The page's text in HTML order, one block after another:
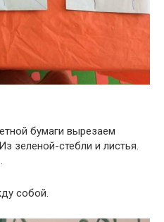
бумаги вырезаем
зеленой-стебли и листья.
собой.